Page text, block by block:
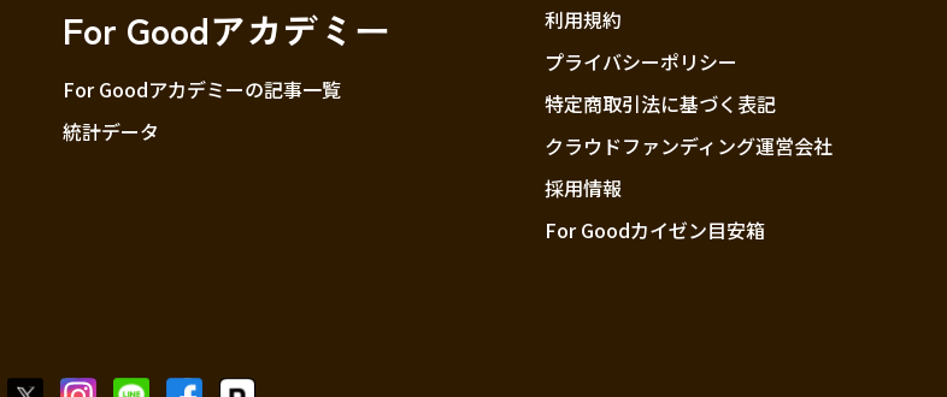
For Goodアカデミー
For Goodアカデミーの記事一覧
統計データ
利用規約
プライバシーポリシー
特定商取引法に基づく表記
クラウドファンディング運営会社
採用情報
For Goodカイゼン目安箱